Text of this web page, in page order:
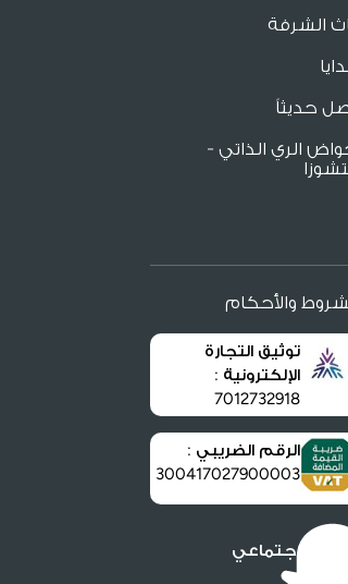
الشرفة
حديثاً
الري الذاتي -
والأحكام
توثيق التجارة
الإلكترونية :
7012732918
الرقم الضريبي :
300417027900003
الاجتماعي